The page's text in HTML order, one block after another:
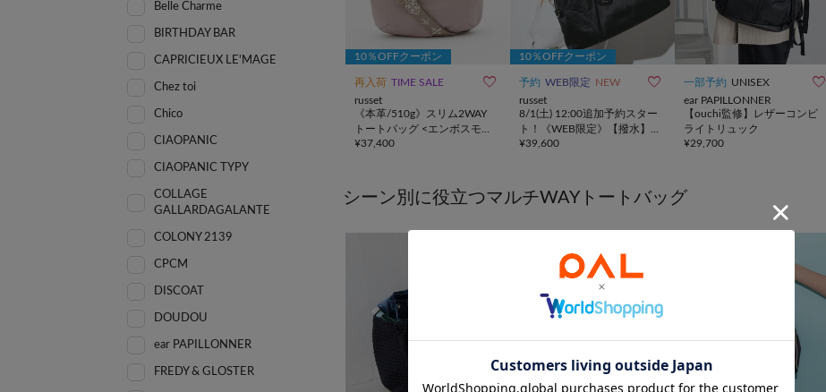
10％OFFクーポン
再入荷 TIME SALE 
russet
《本革/510g》スリム2WAY
トートバッグ <エンボスモノ
グラム>
¥37,400
10％OFFクーポン
予約 WEB限定 NEW 
russet
8/1(土) 12:00追加予約スター
ト！《WEB限定》【撥水】
クラウズナイロン2WAYボス
¥39,600
一部予約 UNISEX 
ear PAPILLONNER
【ouchi監修】レザーコンビ
ライトリュック
¥29,700
シーン別に役立つマルチWAYトートバッグ
Belle Charme
BIRTHDAY BAR
CAPRICIEUX LE'MAGE
Chez toi
Chico
CIAOPANIC
CIAOPANIC TYPY
COLLAGE
GALLARDAGALANTE
COLONY 2139
CPCM
DISCOAT
DOUDOU
ear PAPILLONNER
FREDY & GLOSTER